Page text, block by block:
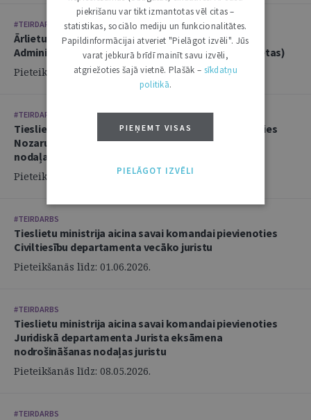
#TEIRDARBS
Ārlietu ministrija aicina savā komandā pievienoties
Administratīvi tiesiskās nodaļas juristu (2 amata vietas)
Pieteikšanās līdz: 14.06.2026.
#TEIRDARBS
Tieslietu ministrija aicina savai komandai pievienoties
Nozaru politikas departamenta Politikas izstrādes
nodaļas juristu
Pieteikšanās līdz: 02.06.2026.
#TEIRDARBS
Tieslietu ministrija aicina savai komandai pievienoties
Civiltiesību departamenta vecāko juristu
Pieteikšanās līdz: 01.06.2026.
#TEIRDARBS
Tieslietu ministrija aicina savai komandai pievienoties
Juridiskā departamenta Jurista eksāmena
nodrošināšanas nodaļas juristu
Pieteikšanās līdz: 08.05.2026.
#TEIRDARBS
piekrišanu var tikt izmantotas vēl citas –
statistikas, sociālo mediju un funkcionalitātes.
Papildinformācijai atveriet "Pielāgot izvēli". Jūs
varat jebkurā brīdī mainīt savu izvēli,
atgriežoties šajā vietnē. Plašāk – sīkdatņu
politikā.
PIEŅEMT VISAS
PIELĀGOT IZVĒLI